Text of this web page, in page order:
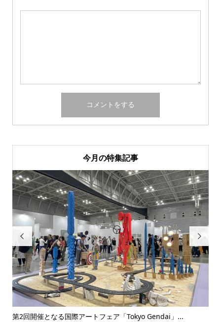
今月の特集記事

第2回開催となる国際アートフェア「Tokyo Gendai」...
